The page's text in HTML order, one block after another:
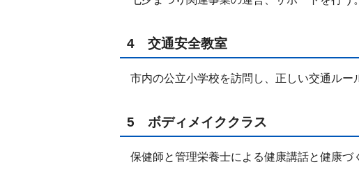
4 交通安全教室
市内の公立小学校を訪問し、正しい交通ルー
5 ボディメイククラス
保健師と管理栄養士による健康講話と健康づ